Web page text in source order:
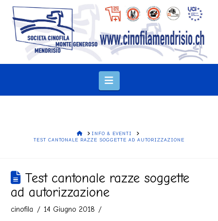
Navigation
HOMEINFO & EVENTI
TEST CANTONALE RAZZE SOGGETTE AD AUTORIZZAZIONE
Test cantonale razze soggette
ad autorizzazione
cinofila 14 Giugno 2018